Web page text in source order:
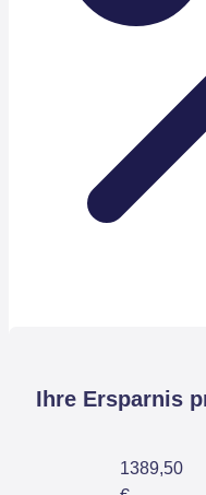
Ihre Ersparnis
1389,50